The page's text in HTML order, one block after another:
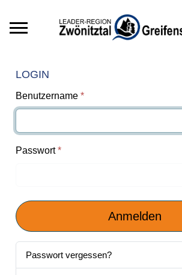
Mobile Menu Toggle
LOGIN
Benutzername *
Passwort*
Anmelden
Passwort vergessen?